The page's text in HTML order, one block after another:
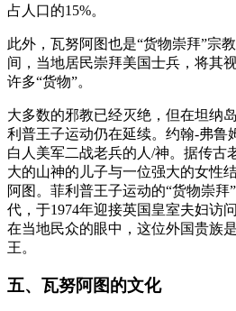
占人口的15%。
此外，瓦努阿图也是“货物崇拜”宗
间，当地居民崇拜美国士兵，将其
许多“货物”。
大多数的邪教已经灭绝，但在坦纳
利普王子运动仍在延续。约翰-弗鲁
白人美军二战老兵的人/神。据传古
大的山神的儿子与一位强大的女性
阿图。菲利普王子运动的“货物崇拜
代，于1974年迎接英国皇室夫妇访
在当地民众的眼中，这位外国贵族
王。
五、瓦努阿图的文化